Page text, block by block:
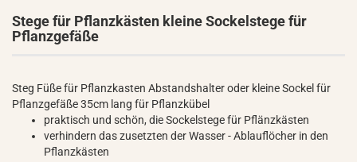
Stege für Pflanzkästen kleine Sockelstege für
Pflanzgefäße
Steg Füße für Pflanzkasten Abstandshalter oder kleine Sockel für
Pflanzgefäße 35cm lang für Pflanzkübel
praktisch und schön, die Sockelstege für Pflänzkästen
verhindern das zusetzten der Wasser - Ablauflöcher in den
Pflanzkästen